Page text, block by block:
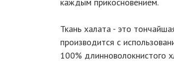
каждым прикосновением.
Ткань халата - это
производится с
100% длинноволокнистого